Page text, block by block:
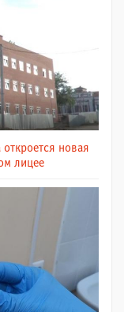
новая
лицее